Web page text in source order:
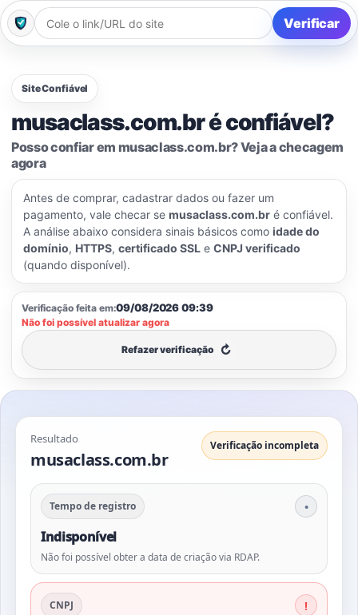
Verificar
Site Confiável
musaclass.com.br é confiável?
Posso confiar em musaclass.com.br? Veja a checagem
agora
Antes de comprar, cadastrar dados ou fazer um
pagamento, vale checar se musaclass.com.br é confiável.
A análise abaixo considera sinais básicos como idade do
domínio, HTTPS, certificado SSL e CNPJ verificado
(quando disponível).
Verificação feita em:09/08/2026 09:39
Não foi possível atualizar agora
Refazer verificação ↻
Resultado
musaclass.com.br
Verificação incompleta
Tempo de registro
Indisponível
Não foi possível obter a data de criação via RDAP.
CNPJ